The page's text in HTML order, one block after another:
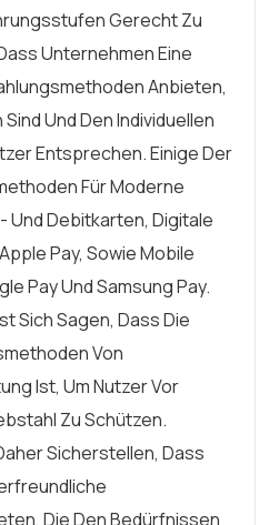
Gerecht Zu
Unternehmen Eine
Anbieten,
Und Den Individuellen
Entsprechen. Einige Der
Für Moderne
Und Debitkarten, Digitale
Pay, Sowie Mobile
Pay Und Samsung Pay.
Sich Sagen, Dass Die
Von
Ist, Um Nutzer Vor
Zu Schützen.
Sicherstellen, Dass
Die Den Bedürfnissen